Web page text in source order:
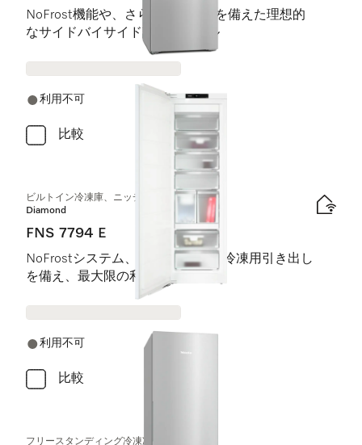
NoFrost機能や、さらなる利便性を備えた理想的
なサイドバイサイド設置用モデル
利用不可
比較
ビルトイン冷凍庫、ニッチ高さ178 cm
Diamond
FNS 7794 E
NoFrostシステム、8つのレール付冷凍用引き出し
を備え、最大限の利便性を実現。
利用不可
比較
フリースタンディング冷凍冷蔵庫